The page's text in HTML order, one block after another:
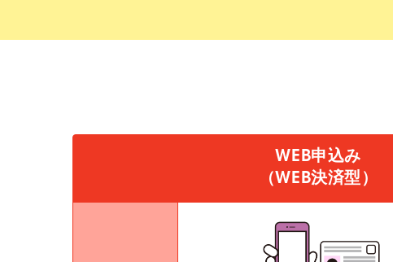
WEB申込み
（WEB決済型）